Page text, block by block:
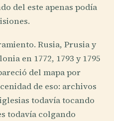
del este apenas podía
Rusia, Prusia y
en 1772, 1793 y 1795
del mapa por
de eso: archivos
todavía tocando
todavía colgando